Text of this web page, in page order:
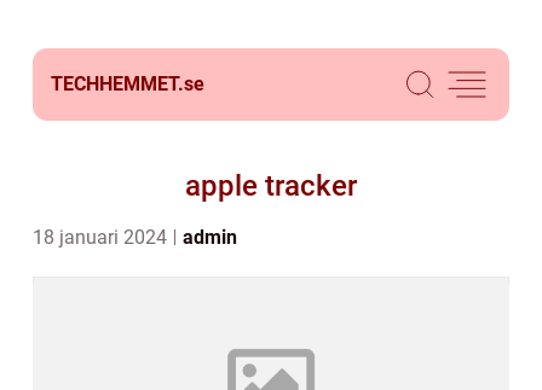
TECHHEMMET.se
apple tracker
18 januari 2024 admin